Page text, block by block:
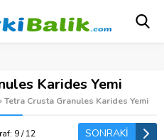
Karides Yemi
Tetra Crusta Granules Karides Yemi
9 / 12 SONRAKİ